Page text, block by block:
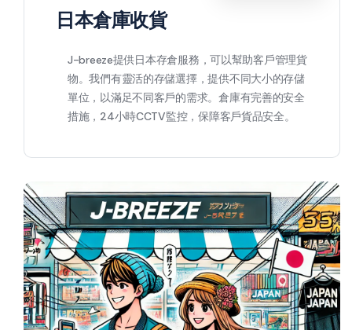
日本倉庫收貨
J-breeze提供日本存倉服務，可以幫助客戶管理貨
物。我們有靈活的存儲選擇，提供不同大小的存儲
單位，以滿足不同客戶的需求。倉庫有完善的安全
措施，24小時CCTV監控，保障客戶貨品安全。